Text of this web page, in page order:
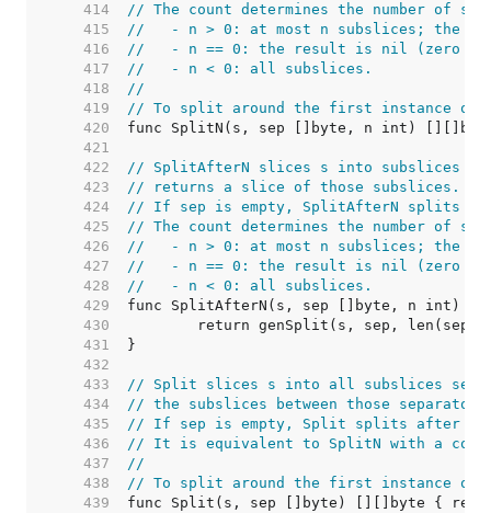
   414
// The count determines the number of
   415
//   - n > 0: at most n subslices; the
   416
//   - n == 0: the result is nil (zero
   417
//   - n < 0: all subslices.
   418
//
   419
// To split around the first instance of
   420
   421
   422
// SplitAfterN slices s into subslices
   423
// returns a slice of those subslices.
   424
// If sep is empty, SplitAfterN splits
   425
// The count determines the number of
   426
//   - n > 0: at most n subslices; the
   427
//   - n == 0: the result is nil (zero
   428
//   - n < 0: all subslices.
   429
   430
   431
   432
   433
// Split slices s into all subslices
   434
// the subslices between those
   435
// If sep is empty, Split splits after each
   436
// It is equivalent to SplitN with a
   437
//
   438
// To split around the first instance of
   439